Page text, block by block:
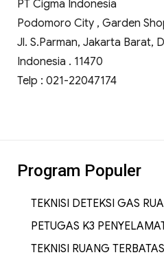
PT Cigma Indonesia
Podomoro City , Garden
Jl. S.Parman, Jakarta Barat,
Indonesia . 11470
Telp : 021-22047174
Program Populer
TEKNISI DETEKSI GAS
PETUGAS K3
TEKNISI RUANG